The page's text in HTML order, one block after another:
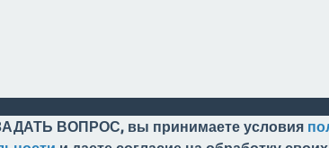
ВОПРОС, вы принимаете условия